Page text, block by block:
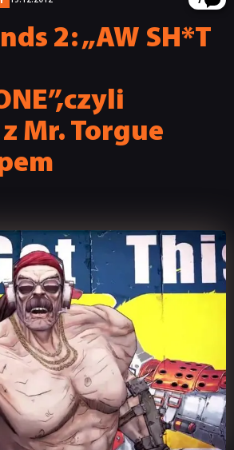
2: „AW SH*T
Mr. Torgue